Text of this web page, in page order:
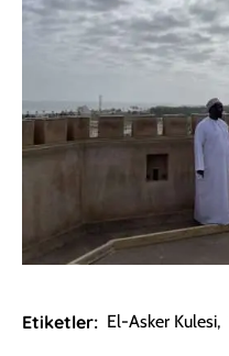
Etiketler: El-Asker Kulesi,